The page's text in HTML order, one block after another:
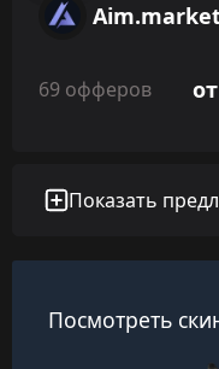
69 офферов
Показать
Посмотреть